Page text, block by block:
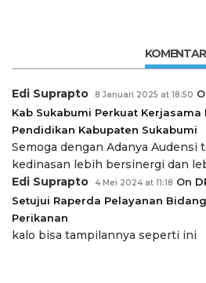
KOMENTAR
Edi Suprapto 8 Januari 2025 at 18:50
Kab Sukabumi Perkuat Kerjasama
Pendidikan Kabupaten Sukabumi
Semoga dengan Adanya Audensi
kedinasan lebih bersinergi dan
Edi Suprapto
4 Mei 2024 at 11:18 On
Setujui Raperda Pelayanan
Perikanan
kalo bisa tampilannya seperti ini